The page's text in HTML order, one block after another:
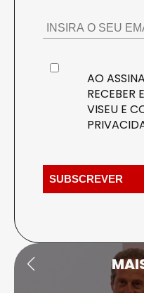
AO
RECEBER
VISEU E